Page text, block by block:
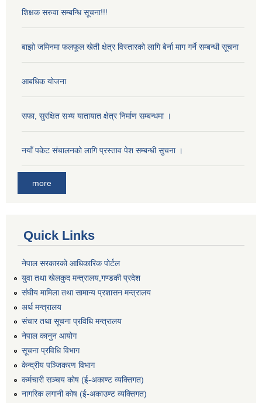
शिक्षक सरुवा सम्बन्धि सूचना!!!
बाझो जमिनमा फलफूल खेती क्षेत्र विस्तारको लागि बेर्ना माग गर्ने सम्बन्धी सूचना
आबधिक योजना
सफा, सुरक्षित सभ्य यातायात क्षेत्र निर्माण सम्बन्धमा ।
नयाँ पकेट संचालनको लागि प्रस्ताव पेश सम्बन्धी सुचना ।
more
Quick Links
नेपाल सरकारको आधिकारिक पोर्टल
युवा तथा खेलकुद मन्त्रालय,गण्डकी प्रदेश
संघीय मामिला तथा सामान्य प्रशासन मन्त्रालय
अर्थ मन्त्रालय
संचार तथा सूचना प्रविधि मन्त्रालय
नेपाल कानुन आयोग
सूचना प्रविधि विभाग
केन्द्रीय पञ्जिकरण विभाग
कर्मचारी सञ्‍चय कोष (ई‍-अकाण्ट व्यक्तिगत)
नागरिक लगानी कोष (ई-अकाउण्ट व्यक्तिगत)